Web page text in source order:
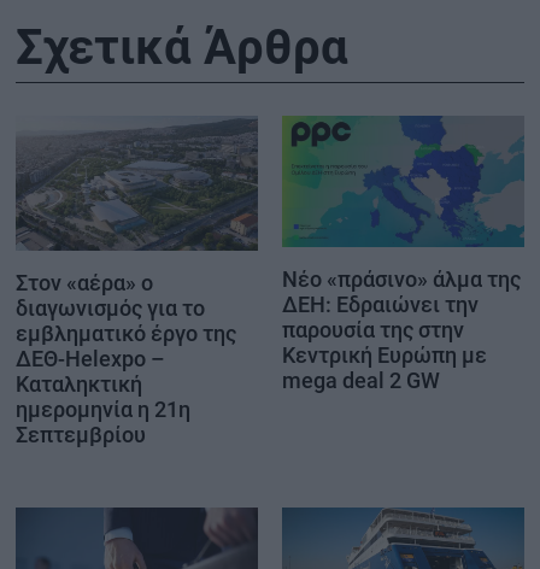
Σχετικά Άρθρα
Στον «αέρα» ο
διαγωνισμός για το
εμβληματικό έργο της
ΔΕΘ-Helexpo –
Καταληκτική
ημερομηνία η 21η
Σεπτεμβρίου
Νέο «πράσινο» άλμα της
ΔΕΗ: Εδραιώνει την
παρουσία της στην
Κεντρική Ευρώπη με
mega deal 2 GW